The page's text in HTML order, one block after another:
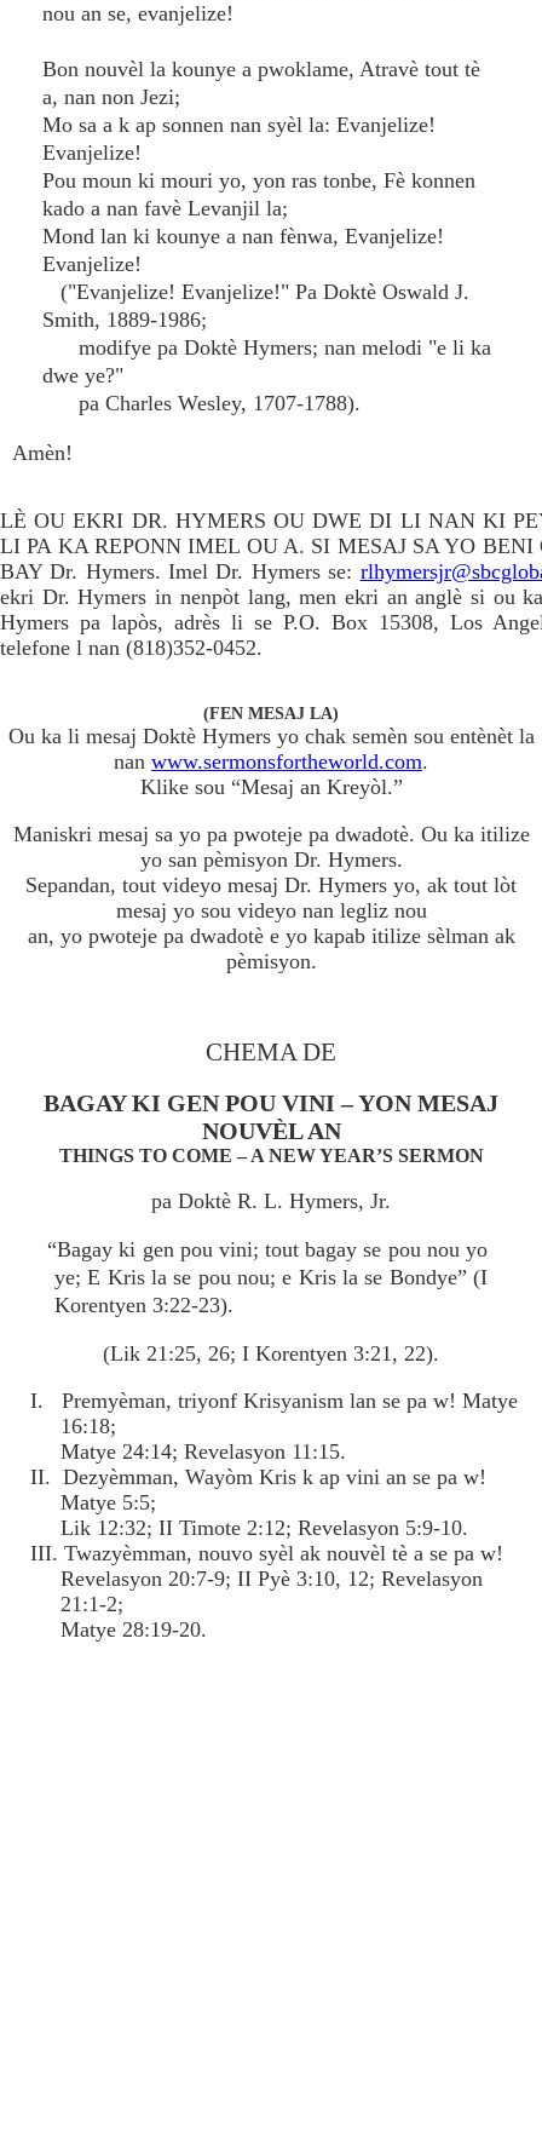
nou an se, evanjelize!
Bon nouvèl la kounye a pwoklame, Atravè tout tè
a, nan non Jezi;
Mo sa a k ap sonnen nan syèl la: Evanjelize!
Evanjelize!
Pou moun ki mouri yo, yon ras tonbe, Fè konnen
kado a nan favè Levanjil la;
Mond lan ki kounye a nan fènwa, Evanjelize!
Evanjelize!
("Evanjelize! Evanjelize!" Pa Doktè Oswald J.
Smith, 1889-1986;
modifye pa Doktè Hymers; nan melodi "e li ka
dwe ye?"
pa Charles Wesley, 1707-1788).
Amèn!
LÈ OU EKRI DR. HYMERS OU DWE DI LI NAN KI
LI PA KA REPONN IMEL OU A. SI MESAJ SA YO
BAY Dr. Hymers. Imel Dr. Hymers se:
ekri Dr. Hymers in nenpòt lang, men ekri an anglè si ou
Hymers pa lapòs, adrès li se P.O. Box 15308, Los
telefone l nan (818)352-0452.
(FEN MESAJ LA)
Ou ka li mesaj Doktè Hymers yo chak semèn sou entènèt la
nan www.sermonsfortheworld.com.
Klike sou “Mesaj an Kreyòl.”
Maniskri mesaj sa yo pa pwoteje pa dwadotè. Ou ka itilize
yo san pèmisyon Dr. Hymers.
Sepandan, tout videyo mesaj Dr. Hymers yo, ak tout lòt
mesaj yo sou videyo nan legliz nou
an, yo pwoteje pa dwadotè e yo kapab itilize sèlman ak
pèmisyon.
CHEMA DE
BAGAY KI GEN POU VINI – YON MESAJ
NOUVÈL AN
THINGS TO COME – A NEW YEAR’S SERMON
pa Doktè R. L. Hymers, Jr.
“Bagay ki gen pou vini; tout bagay se pou nou yo
ye; E Kris la se pou nou; e Kris la se Bondye” (I
Korentyen 3:22-23).
(Lik 21:25, 26; I Korentyen 3:21, 22).
I. Premyèman, triyonf Krisyanism lan se pa w! Matye
16:18;
Matye 24:14; Revelasyon 11:15.
II. Dezyèmman, Wayòm Kris k ap vini an se pa w!
Matye 5:5;
Lik 12:32; II Timote 2:12; Revelasyon 5:9-10.
III. Twazyèmman, nouvo syèl ak nouvèl tè a se pa w!
Revelasyon 20:7-9; II Pyè 3:10, 12; Revelasyon
21:1-2;
Matye 28:19-20.